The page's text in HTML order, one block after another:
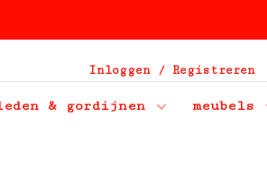
& gordijnen
meubels
Inloggen / Registreren